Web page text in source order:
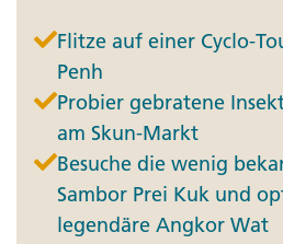
Flitze auf einer Cyclo-
Penh
Probier gebratene
am Skun-Markt
Besuche die wenig
Sambor Prei Kuk und
legendäre Angkor Wat